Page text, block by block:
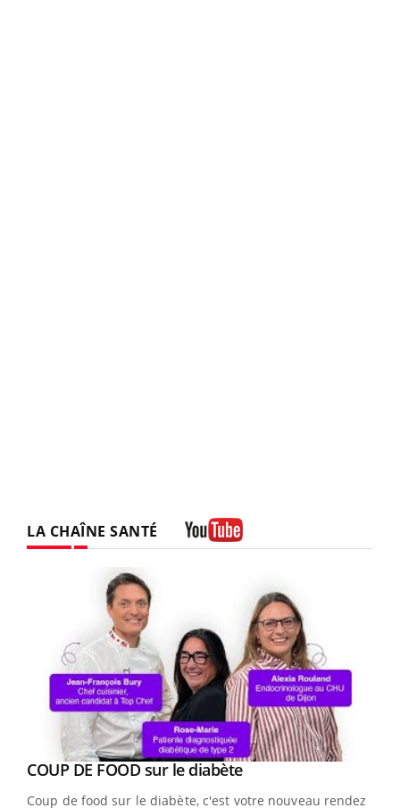
LA CHAÎNE SANTÉ
Youtube
COUP DE FOOD sur le diabèteYoutube
Coup de food sur le diabète, c'est votre nouveau rendez-
Youtube
Quand l’entreprise mise sur le bien être global
"Les rendez-vous de la santé et de la qualité de vie au